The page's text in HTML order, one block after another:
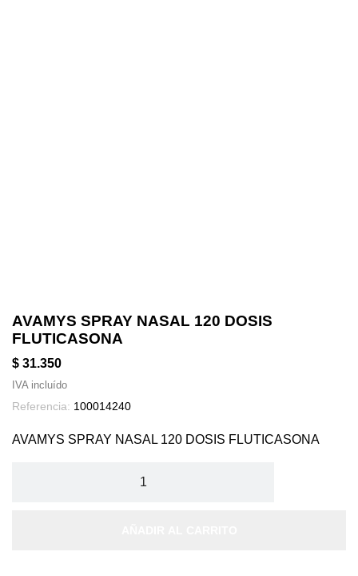
AVAMYS SPRAY NASAL 120 DOSIS
FLUTICASONA
$ 31.350
IVA incluído
Referencia: 100014240
AVAMYS SPRAY NASAL 120 DOSIS FLUTICASONA